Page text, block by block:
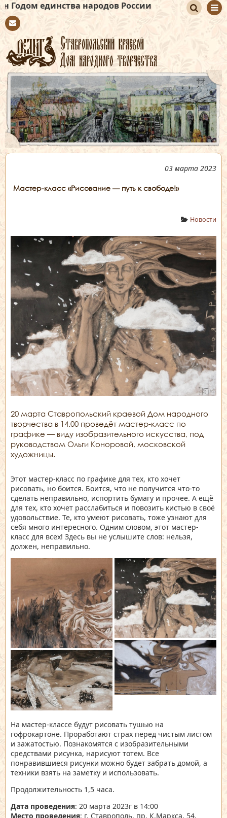
народов России
tact
иск
03 марта 2023
Мастер-класс «Рисование — путь к свободе!»
Новости
20 марта Ставропольский краевой Дом народного
творчества в 14.00 проведёт мастер-класс по
графике — виду изобразительного искусства, под
руководством Ольги Коноровой, московской
художницы.
Этот мастер-класс по графике для тех, кто хочет
рисовать, но боится. Боится, что не получится что-то
сделать неправильно, испортить бумагу и прочее. А ещё
для тех, кто хочет расслабиться и повозить кистью в своё
удовольствие. Те, кто умеют рисовать, тоже узнают для
себя много интересного. Одним словом, этот мастер-
класс для всех! Здесь вы не услышите слов: нельзя,
должен, неправильно.
На мастер-классе будут рисовать тушью на
гофрокартоне. Проработают страх перед чистым листом
и зажатостью. Познакомятся с изобразительными
средствами рисунка, нарисуют тотем. Все
понравившиеся рисунки можно будет забрать домой, а
техники взять на заметку и использовать.
Продолжительность 1,5 часа.
Дата проведения: 20 марта 2023г в 14:00
Место проведения: г. Ставрополь, пр. К.Маркса, 54,